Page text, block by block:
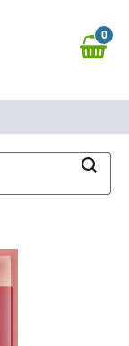
0,00 €
0